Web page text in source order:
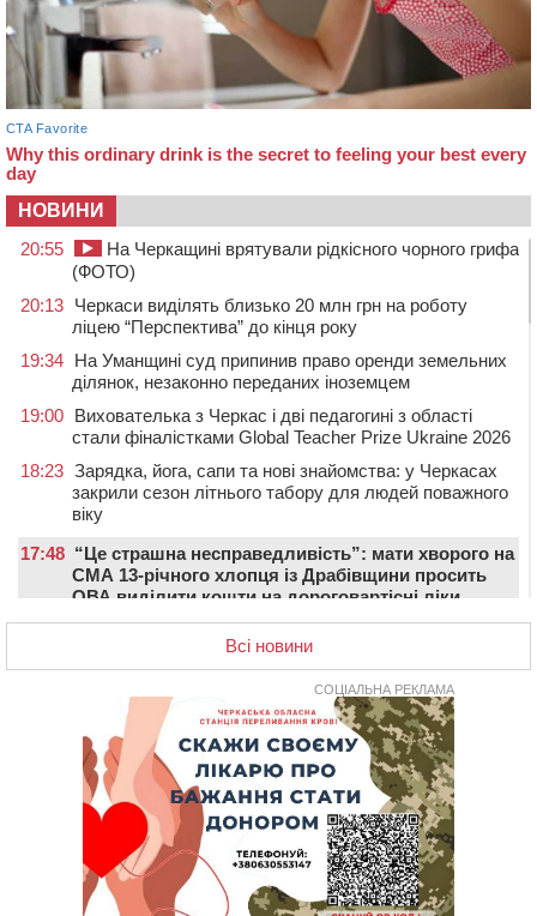
НОВИНИ
20:55
На Черкащині врятували рідкісного чорного грифа
(ФОТО)
20:13 Черкаси виділять близько 20 млн грн на роботу
ліцею “Перспектива” до кінця року
19:34 На Уманщині суд припинив право оренди земельних
ділянок, незаконно переданих іноземцем
19:00 Вихователька з Черкас і дві педагогині з області
стали фіналістками Global Teacher Prize Ukraine 2026
18:23 Зарядка, йога, сапи та нові знайомства: у Черкасах
закрили сезон літнього табору для людей поважного
віку
17:48 “Це страшна несправедливість”: мати хворого на
СМА 13-річного хлопця із Драбівщини просить
ОВА виділити кошти на дороговартісні ліки
На Уманщині судитимуть колишню очільницю відділу
освіти через закупівлю електрики за завищеною
У Черкасах провели в останню путь двох
загиблих воїнів
До 1 вересня у Черкасах оновлюють дорожню
розмітку біля навчальних закладів (ФОТОФАКТ)
На честь загиблого захисника і чемпіона світу в
Черкасах відкрили спортивно-реабілітаційний центр
На Звенигородщині, попри заборону міськради,
проведуть “Ше.Fest”
Всі новини
СОЦІАЛЬНА РЕКЛАМА